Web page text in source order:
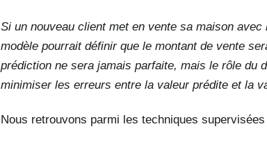
Si un nouveau client met en vente sa maison
modèle pourrait définir que le montant de vente
prédiction ne sera jamais parfaite, mais le rôle du
minimiser les erreurs entre la valeur prédite et la
Nous retrouvons parmi les techniques